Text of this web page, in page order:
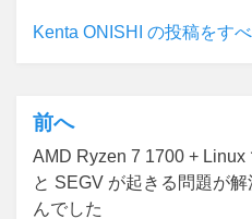
Kenta ONISHI の投稿をす
投
稿
ナ
前へ
AMD Ryzen 7 1700 + Linux
と SEGV が起きる問題が
んでした